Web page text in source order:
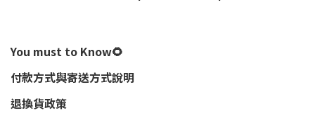
You must to Know🌻
付款方式與寄送方式說明
退換貨政策